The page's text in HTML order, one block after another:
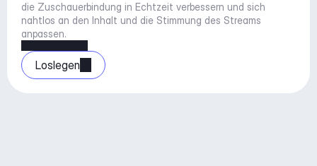
die Zuschauerbindung in Echtzeit verbessern und sich
nahtlos an den Inhalt und die Stimmung des Streams
anpassen.
Loslegen